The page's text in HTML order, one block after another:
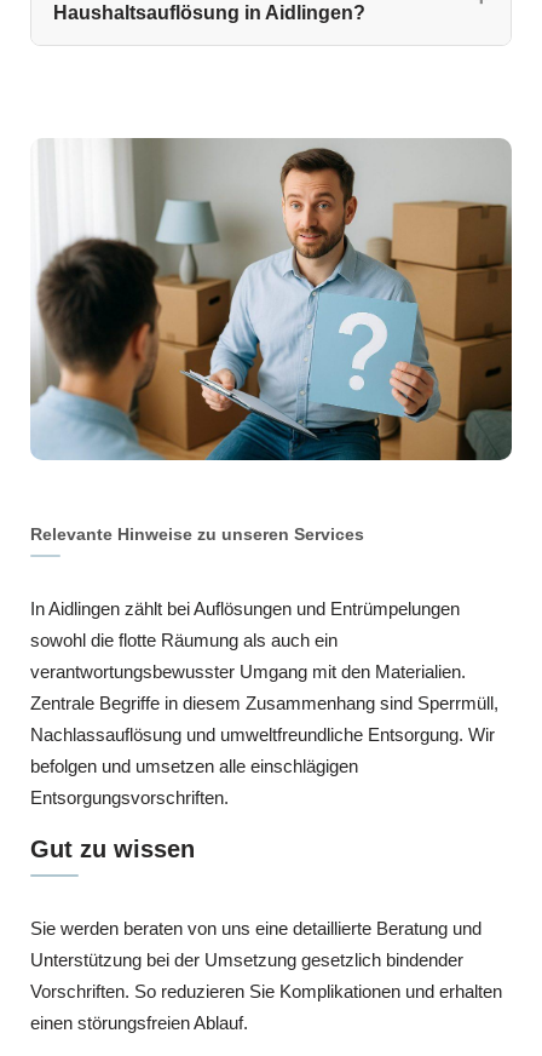
Haushaltsauflösung in Aidlingen?
Relevante Hinweise zu unseren Services
In Aidlingen zählt bei Auflösungen und Entrümpelungen
sowohl die flotte Räumung als auch ein
verantwortungsbewusster Umgang mit den Materialien.
Zentrale Begriffe in diesem Zusammenhang sind Sperrmüll,
Nachlassauflösung und umweltfreundliche Entsorgung. Wir
befolgen und umsetzen alle einschlägigen
Entsorgungsvorschriften.
Gut zu wissen
Sie werden beraten von uns eine detaillierte Beratung und
Unterstützung bei der Umsetzung gesetzlich bindender
Vorschriften. So reduzieren Sie Komplikationen und erhalten
einen störungsfreien Ablauf.